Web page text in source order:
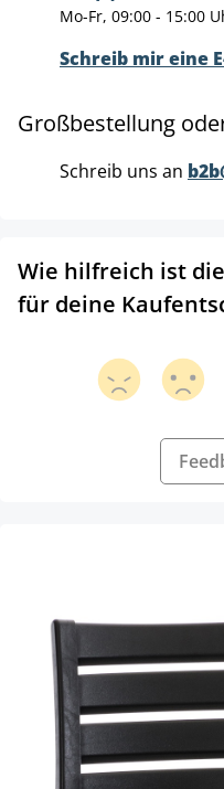
Mo-Fr, 09:00 - 15:00
Schreib mir eine
Großbestellung
Schreib uns an
Wie hilfreich ist
für deine